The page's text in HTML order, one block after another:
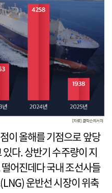
이 올해를 기점으로 앞당
다. 상반기 수주량이 지
어진데다 국내 조선사들
운반선 시장이 위축